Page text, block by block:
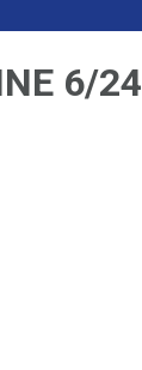
6/24